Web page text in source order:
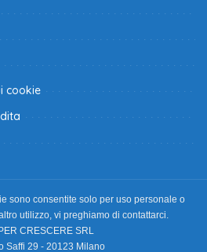
cookie
sono consentite solo per uso personale o
utilizzo, vi preghiamo di contattarci.
CRESCERE SRL
Saffi 29 - 20123 Milano